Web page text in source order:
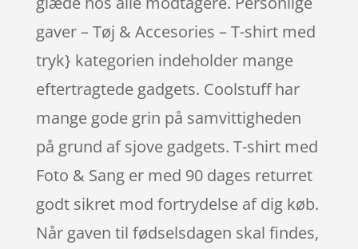
gaver – Tøj & Accesories – T-shirt med
tryk} kategorien indeholder mange
eftertragtede gadgets. Coolstuff har
mange gode grin på samvittigheden
på grund af sjove gadgets. T-shirt med
Foto & Sang er med 90 dages returret
godt sikret mod fortrydelse af dig køb.
Når gaven til fødselsdagen skal findes,